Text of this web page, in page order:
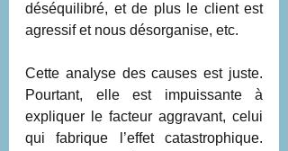
déséquilibré, et de plus le client est
agressif et nous désorganise, etc.
Cette analyse des causes est juste.
Pourtant, elle est impuissante à
expliquer le facteur aggravant, celui
qui fabrique l’effet catastrophique.